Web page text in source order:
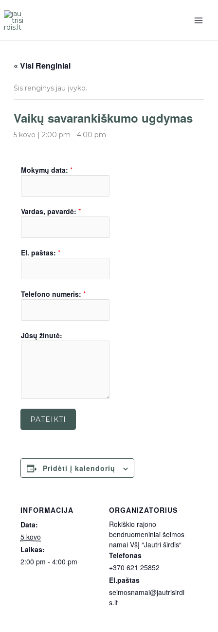
prie
turinio
« Visi Renginiai
Šis renginys jau įvyko.
Vaikų savarankiškumo ugdymas
5 kovo | 2:00 pm - 4:00 pm
Mokymų data: *
Vardas, pavardė: *
El. paštas: *
Telefono numeris: *
Jūsų žinutė:
PATEIKTI
Pridėti į kalendorių
INFORMACIJA
Data:
5 kovo
Laikas:
2:00 pm - 4:00 pm
ORGANIZATORIUS
Rokiškio rajono
bendruomeniniai šeimos
namai VšĮ “Jautri širdis“
Telefonas
+370 621 25852
El.paštas
seimosnamai@jautrisirdi
s.lt